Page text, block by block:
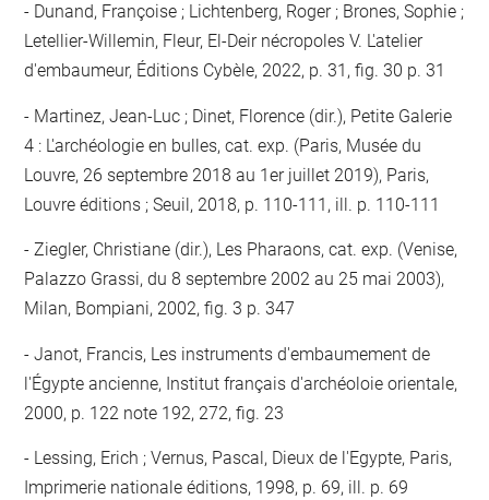
Dunand, Françoise ; Lichtenberg, Roger ; Brones, Sophie ;
Letellier-Willemin, Fleur, El-Deir nécropoles V. L'atelier
d'embaumeur, Éditions Cybèle, 2022, p. 31, fig. 30 p. 31
Martinez, Jean-Luc ; Dinet, Florence (dir.), Petite Galerie
4 : L'archéologie en bulles, cat. exp. (Paris, Musée du
Louvre, 26 septembre 2018 au 1er juillet 2019), Paris,
Louvre éditions ; Seuil, 2018, p. 110-111, ill. p. 110-111
Ziegler, Christiane (dir.), Les Pharaons, cat. exp. (Venise,
Palazzo Grassi, du 8 septembre 2002 au 25 mai 2003),
Milan, Bompiani, 2002, fig. 3 p. 347
Janot, Francis, Les instruments d'embaumement de
l'Égypte ancienne, Institut français d'archéoloie orientale,
2000, p. 122 note 192, 272, fig. 23
Lessing, Erich ; Vernus, Pascal, Dieux de l'Egypte, Paris,
Imprimerie nationale éditions, 1998, p. 69, ill. p. 69